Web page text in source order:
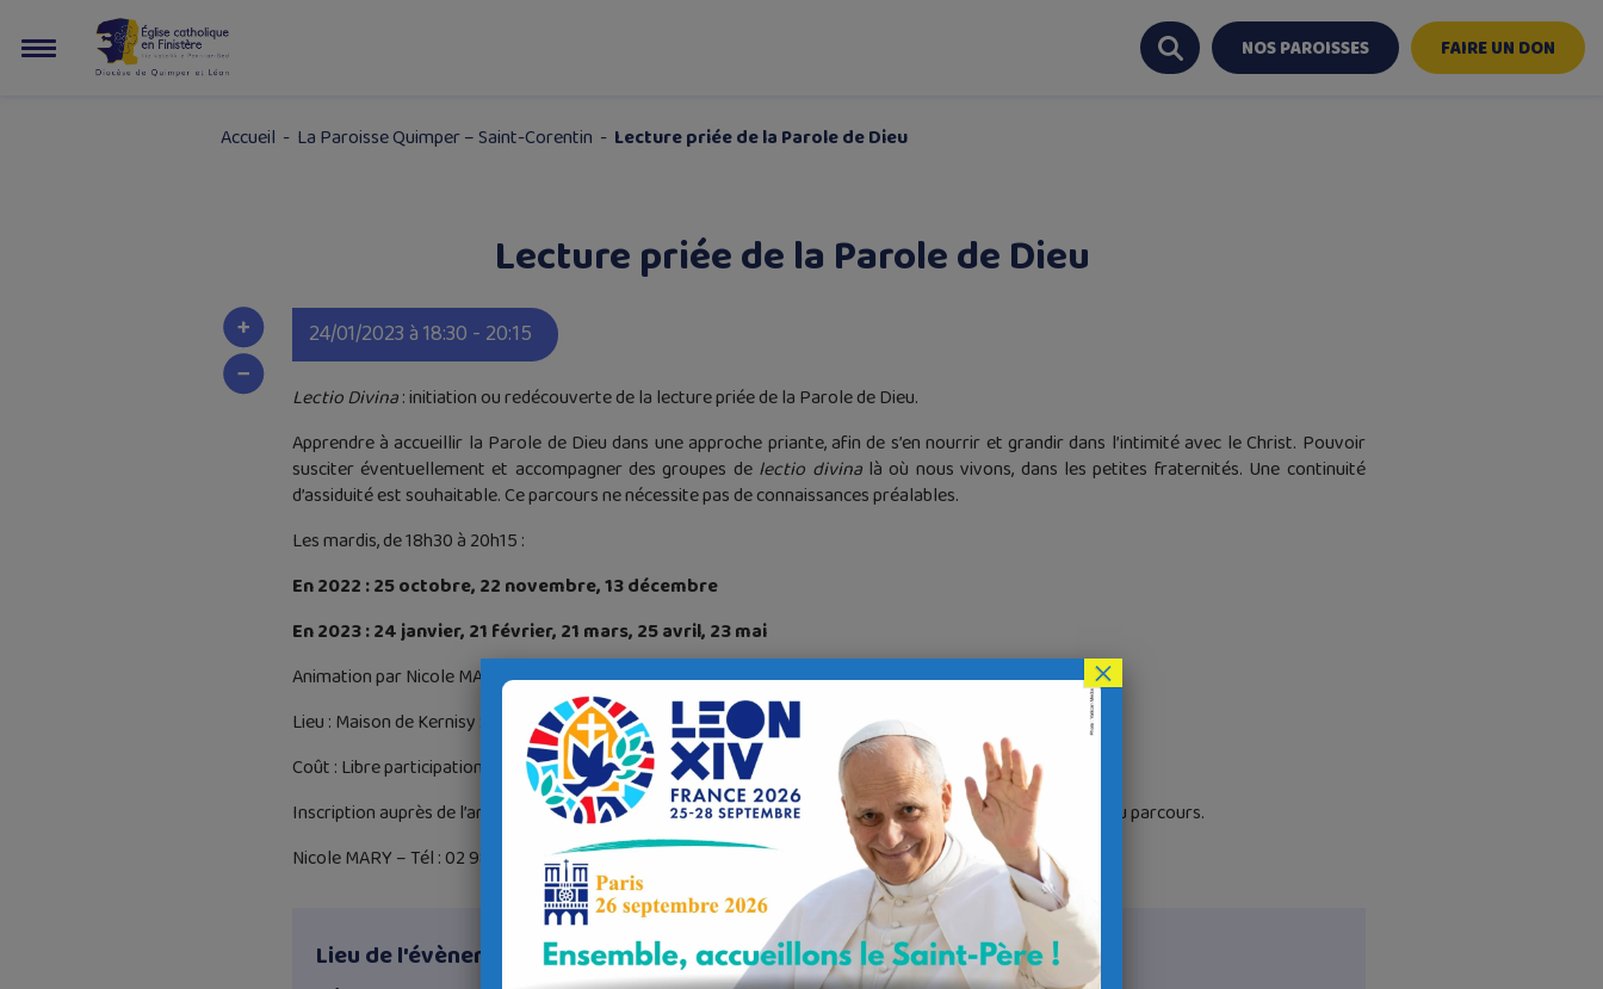
NOS PAROISSES FAIRE UN DON
Accueil - La Paroisse Quimper – Saint-Corentin - Lecture priée de la Parole de Dieu
Lecture priée de la Parole de Dieu
24/01/2023 à 18:30 - 20:15
Lectio Divina: initiation ou redécouverte de la lecture priée de la Parole de Dieu.
Apprendre à accueillir la Parole de Dieu dans une approche priante, afin de s’en nourrir et grandir dans l’intimité avec le Christ. Pouvoir
susciter éventuellement et accompagner des groupes de lectio divinalà où nous vivons, dans les petites fraternités. Une continuité
d’assiduité est souhaitable. Ce parcours ne nécessite pas de connaissances préalables.
Les mardis, de 18h30 à 20h15 :
En 2022 : 25 octobre, 22 novembre, 13 décembre
En 2023 : 24 janvier, 21 février, 21 mars, 25 avril, 23 mai
Animation par Nicole MARY
Lieu : Maison de Kernisy : 3 allée de Kernisy à Quimper
Coût : Libre participation
Inscription auprès de l’animatrice avant le début de la séance ou à la première rencontre pour l’ensemble du parcours.
Nicole MARY – Tél : 02 98 95 75 72 – n.mary2@wanadoo.fr
Lieu de l'évènement
×